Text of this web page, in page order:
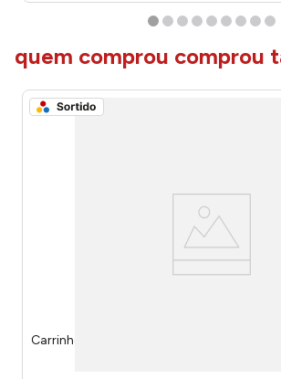
quem comprou comprou
Carrinho de Supermercado Infantil